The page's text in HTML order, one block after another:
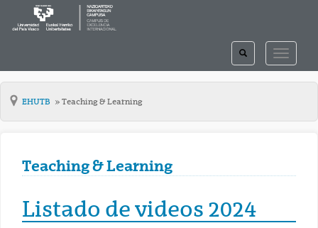
TOGGLE
TOGGLE
SEARCH
EHUTB Teaching & Learning
Teaching & Learning
Listado de videos 2024